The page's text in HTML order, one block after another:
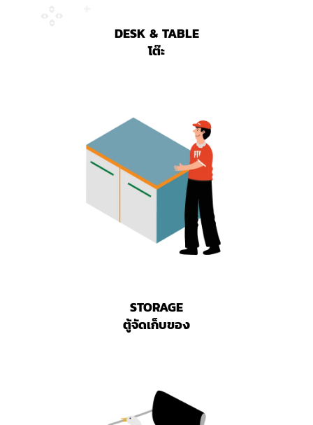
DESK & TABLE
โต๊ะ
STORAGE
ตู้จัดเก็บของ